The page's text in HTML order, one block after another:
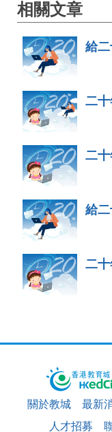
相關文章
給
二
二
給
二
關於教城 最新
人才招募